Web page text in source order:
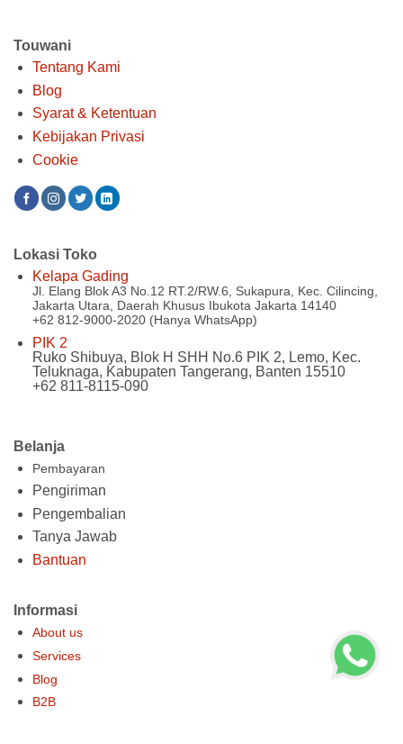
Touwani
Tentang Kami
Blog
Syarat & Ketentuan
Kebijakan Privasi
Cookie
Belanja
Pembayaran
Pengiriman
Pengembalian
Tanya Jawab
Bantuan
Informasi
About us
Services
Blog
B2B
Lokasi Toko
Kelapa Gading
Jl. Elang Blok A3 No.12 RT.2/RW.6, Sukapura, Kec. Cilincing,
Jakarta Utara, Daerah Khusus Ibukota Jakarta 14140
+62 812-9000-2020 (Hanya WhatsApp)
PIK 2
Ruko Shibuya, Blok H SHH No.6 PIK 2, Lemo, Kec.
Teluknaga, Kabupaten Tangerang, Banten 15510
+62 811-8115-090